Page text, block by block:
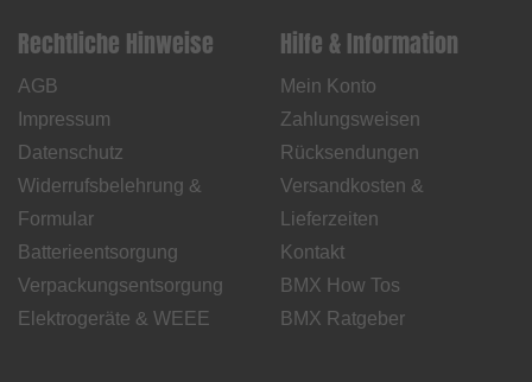
Rechtliche Hinweise
AGB
Impressum
Datenschutz
Widerrufsbelehrung &
Formular
Batterieentsorgung
Verpackungsentsorgung
Elektrogeräte & WEEE
Hilfe & Information
Mein Konto
Zahlungsweisen
Rücksendungen
Versandkosten &
Lieferzeiten
Kontakt
BMX How Tos
BMX Ratgeber